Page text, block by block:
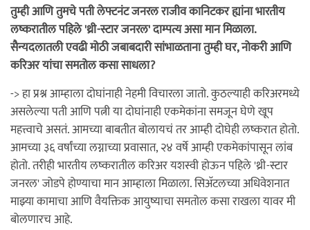
तुम्ही आणि तुमचे पती लेफ्टनंट जनरल राजीव कानिटकर ह्यांना भारतीय
लष्करातील पहिले 'थ्री-स्टार जनरल' दाम्पत्य असा मान मिळाला.
सैन्यदलातली एवढी मोठी जबाबदारी सांभाळताना तुम्ही घर, नोकरी आणि
करिअर यांचा समतोल कसा साधला?
-> हा प्रश्न आम्हाला दोघांनाही नेहमी विचारला जातो. कुठल्याही करिअरमध्ये
असलेल्या पती आणि पत्नी या दोघांनाही एकमेकांना समजून घेणे खूप
महत्त्वाचे असतं. आमच्या बाबतीत बोलायचं तर आम्ही दोघेही लष्करात होतो.
आमच्या ३६ वर्षांच्या लग्नाच्या प्रवासात, २४ वर्षे आम्ही एकमेकांपासून लांब
होतो. तरीही भारतीय लष्करातील करिअर यशस्वी होऊन पहिले 'थ्री-स्टार
जनरल' जोडपे होण्याचा मान आम्हाला मिळाला. सिअ‍ॅटलच्या अधिवेशनात
माझ्या कामाचा आणि वैयक्तिक आयुष्याचा समतोल कसा राखला यावर मी
बोलणारच आहे.